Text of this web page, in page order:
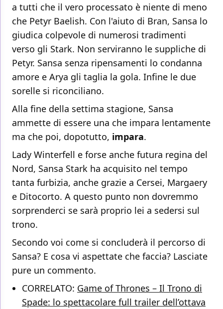
a tutti che il vero processato è niente di meno
che Petyr Baelish. Con l'aiuto di Bran, Sansa lo
giudica colpevole di numerosi tradimenti
verso gli Stark. Non serviranno le suppliche di
Petyr. Sansa senza ripensamenti lo condanna
amore e Arya gli taglia la gola. Infine le due
sorelle si riconciliano.
Alla fine della settima stagione, Sansa
ammette di essere una che impara lentamente
ma che poi, dopotutto, impara.
Lady Winterfell e forse anche futura regina del
Nord, Sansa Stark ha acquisito nel tempo
tanta furbizia, anche grazie a Cersei, Margaery
e Ditocorto. A questo punto non dovremmo
sorprenderci se sarà proprio lei a sedersi sul
trono.
Secondo voi come si concluderà il percorso di
Sansa? E cosa vi aspettate che faccia? Lasciate
pure un commento.
CORRELATO: Game of Thrones – Il Trono di
Spade: lo spettacolare full trailer dell’ottava